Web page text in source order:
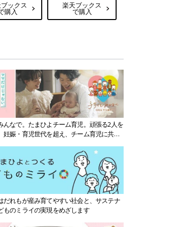
ックス
購入
楽天ブックス
で購入
んなで。たまひよチーム育児。頑張る2人を
妊娠・育児世代を超え、チーム育児に共感
だれもが産み育てやすい社会と、サステナ
ものミライの実現をめざします